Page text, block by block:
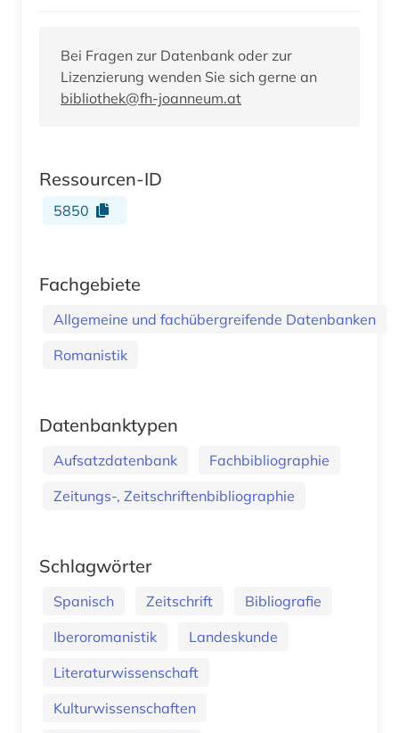
Bei Fragen zur Datenbank oder zur
Lizenzierung wenden Sie sich gerne an
bibliothek@fh-joanneum.at
Ressourcen-ID
5850
Fachgebiete
Allgemeine und fachübergreifende Datenbanken
Romanistik
Datenbanktypen
Aufsatzdatenbank
Fachbibliographie
Zeitungs-, Zeitschriftenbibliographie
Schlagwörter
Spanisch Zeitschrift
Bibliografie
Iberoromanistik
Landeskunde
Literaturwissenschaft
Kulturwissenschaften